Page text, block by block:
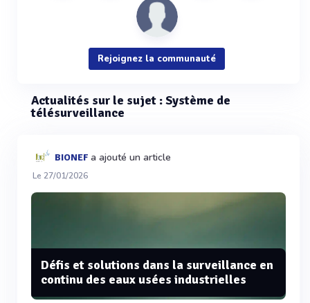
Rejoignez la communauté
Actualités sur le sujet : Système de
télésurveillance
BIONEF a ajouté un article
Le 27/01/2026
Défis et solutions dans la surveillance en
continu des eaux usées industrielles